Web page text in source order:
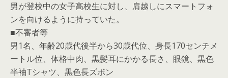
男が登校中の女子高校生に対し、肩越しにスマートフォ
ンを向けるように持っていた。
■不審者等
男1名、年齢20歳代後半から30歳代位、身長170センチメ
ートル位、体格中肉、黒髪耳にかかる長さ、眼鏡、黒色
半袖Tシャツ、黒色長ズボン